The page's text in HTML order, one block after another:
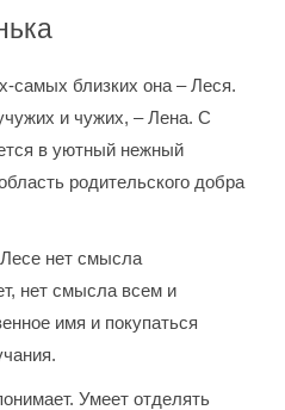
самых близких она – Леся.
и чужих, – Лена. С
в уютный нежный
родительского добра
нет смысла
нет смысла всем и
имя и покупаться
Умеет отделять